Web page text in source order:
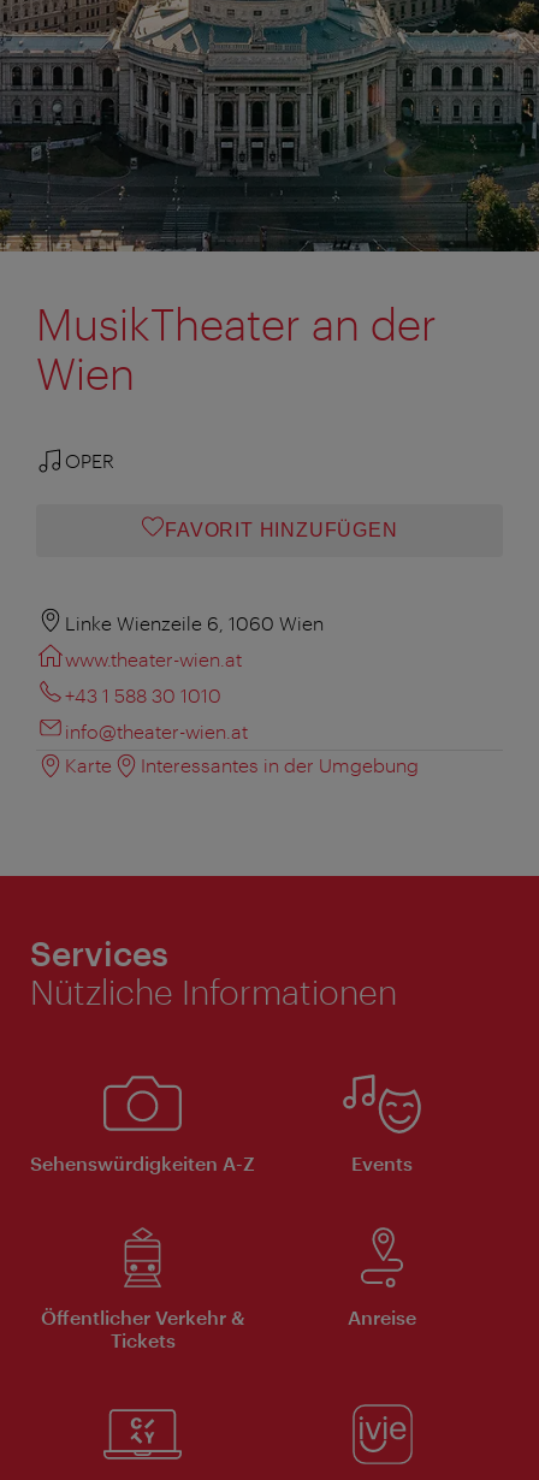
MusikTheater an der
Wien
OPER
FAVORIT HINZUFÜGEN
Linke Wienzeile 6, 1060 Wien
www.theater-wien.at
+43 1 588 30 1010
info@theater-wien.at
Karte
Interessantes in der Umgebung
Services
Nützliche Informationen
Sehenswürdigkeiten A-Z Events
Öffentlicher Verkehr &
Tickets
Anreise